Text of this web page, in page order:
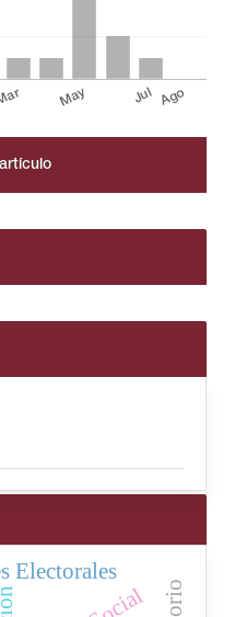
Electorales